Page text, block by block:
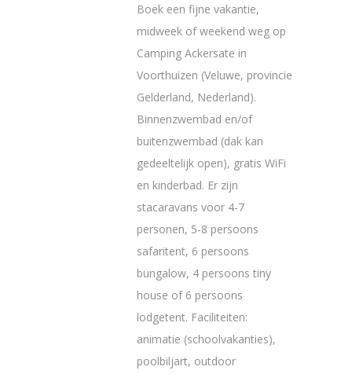
Boek een fijne vakantie,
midweek of weekend weg op
Camping Ackersate in
Voorthuizen (Veluwe, provincie
Gelderland, Nederland).
Binnenzwembad en/of
buitenzwembad (dak kan
gedeeltelijk open), gratis WiFi
en kinderbad. Er zijn
stacaravans voor 4-7
personen, 5-8 persoons
safaritent, 6 persoons
bungalow, 4 persoons tiny
house of 6 persoons
lodgetent. Faciliteiten:
animatie (schoolvakanties),
poolbiljart, outdoor